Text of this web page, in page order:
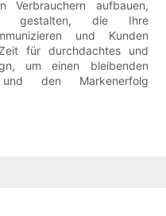
Verbrauchern aufbauen,
gestalten, die Ihre
und Kunden
für durchdachtes und
um einen bleibenden
den Markenerfolg